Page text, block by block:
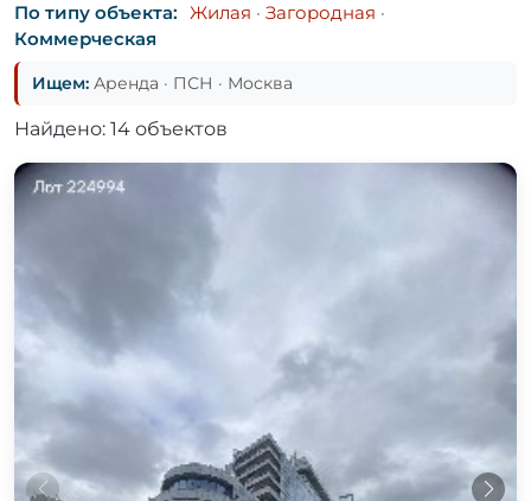
По типу объекта: Жилая · Загородная ·
Коммерческая
Ищем: Аренда · ПСН · Москва
Найдено: 14 объектов